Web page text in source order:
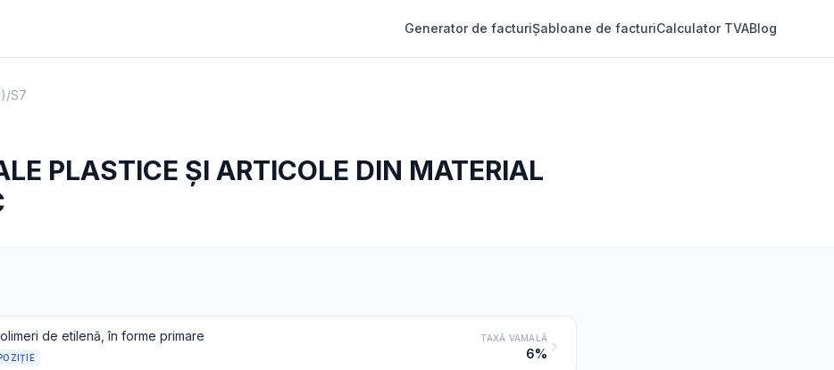
Generator de facturiȘabloane de facturiCalculator TVABlog
/S7
PLASTICE ȘI ARTICOLE DIN MATERIAL
de etilenă, în forme primare TAXĂ VAMALĂ
6%